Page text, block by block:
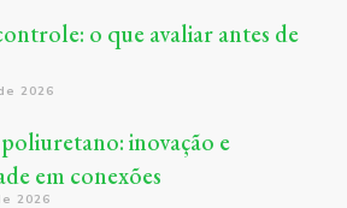
o que avaliar antes de
2026
inovação e
em conexões
2026